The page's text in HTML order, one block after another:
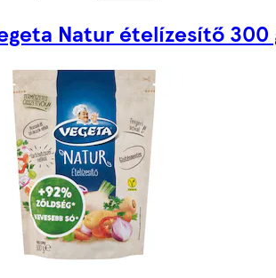
Natur ételízesítő 300